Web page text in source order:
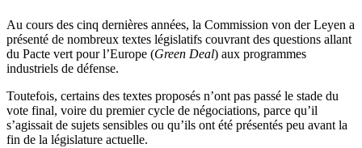
Au cours des cinq dernières années, la Commission von der Leyen a
présenté de nombreux textes législatifs couvrant des questions allant
du Pacte vert pour l’Europe (Green Deal) aux programmes
industriels de défense.
Toutefois, certains des textes proposés n’ont pas passé le stade du
vote final, voire du premier cycle de négociations, parce qu’il
s’agissait de sujets sensibles ou qu’ils ont été présentés peu avant la
fin de la législature actuelle.